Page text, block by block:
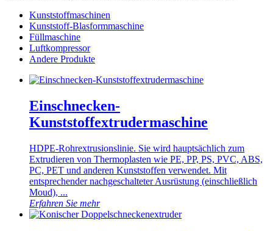
Kunststoffmaschinen
Kunststoff-Blasformmaschine
Füllmaschine
Luftkompressor
Andere Produkte
Einschnecken-
Kunststoffextrudermaschine
HDPE-Rohrextrusionslinie. Sie wird hauptsächlich zum
Extrudieren von Thermoplasten wie PE, PP, PS, PVC, ABS,
PC, PET und anderen Kunststoffen verwendet. Mit
entsprechender nachgeschalteter Ausrüstung (einschließlich
Moud), ...
Erfahren Sie mehr